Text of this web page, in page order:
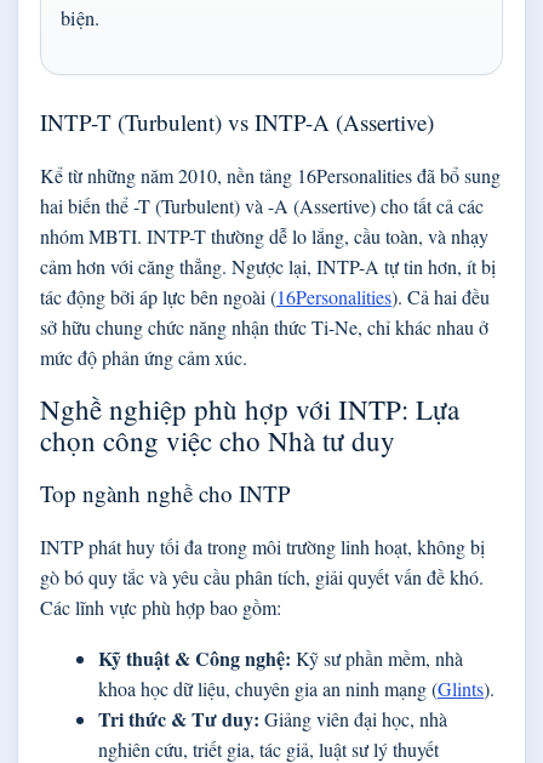
biện.
INTP-T (Turbulent) vs INTP-A (Assertive)
Kể từ những năm 2010, nền tảng 16Personalities đã bổ sung
hai biến thể -T (Turbulent) và -A (Assertive) cho tất cả các
nhóm MBTI. INTP-T thường dễ lo lắng, cầu toàn, và nhạy
cảm hơn với căng thẳng. Ngược lại, INTP-A tự tin hơn, ít bị
tác động bởi áp lực bên ngoài (16Personalities). Cả hai đều
sở hữu chung chức năng nhận thức Ti-Ne, chỉ khác nhau ở
mức độ phản ứng cảm xúc.
Nghề nghiệp phù hợp với INTP: Lựa
chọn công việc cho Nhà tư duy
Top ngành nghề cho INTP
INTP phát huy tối đa trong môi trường linh hoạt, không bị
gò bó quy tắc và yêu cầu phân tích, giải quyết vấn đề khó.
Các lĩnh vực phù hợp bao gồm:
Kỹ thuật & Công nghệ: Kỹ sư phần mềm, nhà
khoa học dữ liệu, chuyên gia an ninh mạng (Glints).
Tri thức & Tư duy: Giảng viên đại học, nhà
nghiên cứu, triết gia, tác giả, luật sư lý thuyết